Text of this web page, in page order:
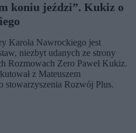
koniu jeździ”. Kukiz o
Karola Nawrockiego jest
niezbyt udanych ze strony
Rozmowach Zero Paweł Kukiz.
z Mateuszem
stowarzyszenia Rozwój Plus.